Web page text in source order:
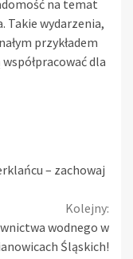
na temat
Takie wydarzenia,
przykładem
dla
– zachowaj
Kolejny:
wodnego w
Śląskich!